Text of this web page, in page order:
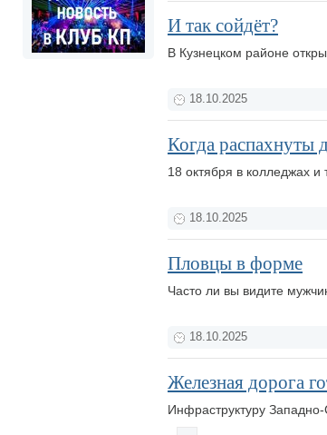
И так сойдёт?
В Кузнецком районе
18.10.2025
Когда распахнуты
18 октября в колледжах и
18.10.2025
Пловцы в форме
Часто ли вы видите
18.10.2025
Железная дорога
Инфраструктуру Западно-